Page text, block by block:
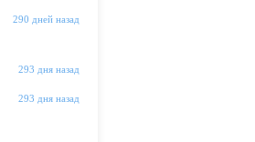
290 дней назад
293 дня назад
293 дня назад